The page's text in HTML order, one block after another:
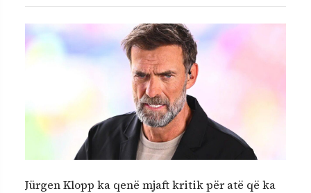
Jürgen Klopp ka qenë mjaft kritik për atë që ka